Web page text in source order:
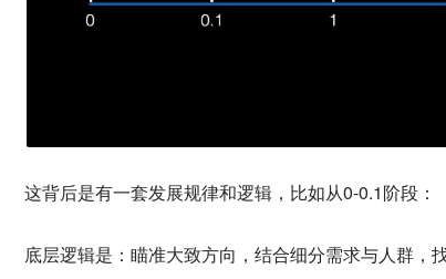
这背后是有一套发展规律和逻辑，比如从0-0.1阶段：
底层逻辑是：瞄准大致方向，结合细分需求与人群，